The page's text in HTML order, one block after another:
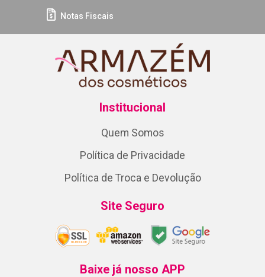
Notas Fiscais
Institucional
Quem Somos
Política de Privacidade
Política de Troca e Devolução
Site Seguro
Baixe já nosso APP